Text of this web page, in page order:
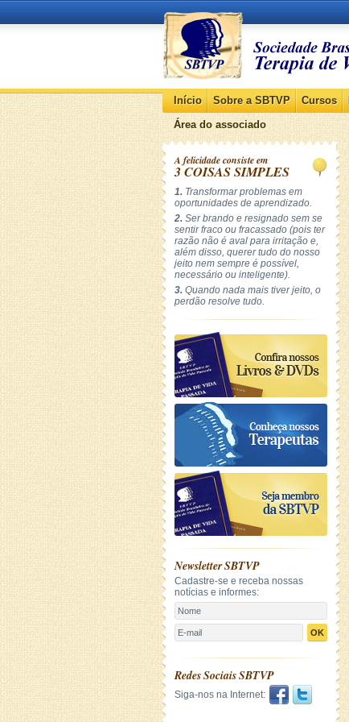
Início Sobre a SBTVP Cursos
Área do associado
A felicidade consiste em
3 COISAS SIMPLES
1. Transformar problemas em
oportunidades de aprendizado.
2. Ser brando e resignado sem se
sentir fraco ou fracassado (pois ter
razão não é aval para irritação e,
além disso, querer tudo do nosso
jeito nem sempre é possível,
necessário ou inteligente).
3. Quando nada mais tiver jeito, o
perdão resolve tudo.
Newsletter SBTVP
Cadastre-se e receba nossas
notícias e informes:
OK
Redes Sociais SBTVP
Siga-nos na Internet: